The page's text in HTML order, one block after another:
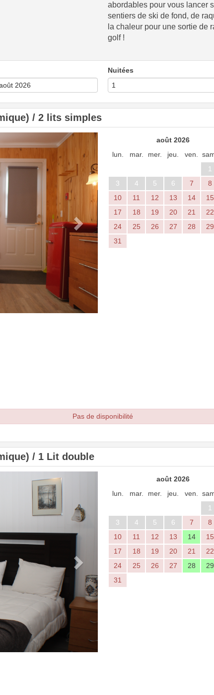
abordables pour vous lancer
sentiers de ski de fond, de
la chaleur pour une sortie de
golf !
Nuitées
/ 2 lits simples
Next
août 2026
lun.
mar. mer. jeu. ven.
1
3
4 5 6 7 8
10
11 12 13 14 15
17
18 19 20 21 22
24
25 26 27 28 29
31
Pas de disponibilité
/ 1 Lit double
août 2026
lun.
mar. mer. jeu. ven.
1
3
4 5 6 7 8
10
11 12 13 14 15
17
18 19 20 21 22
24
25 26 27 28 29
31